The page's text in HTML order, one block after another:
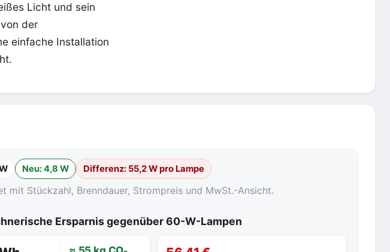
Licht und sein
der
einfache Installation
Neu: 4,8 W Differenz: 55,2 W pro Lampe
mit Stückzahl, Brenndauer, Strompreis und MwSt.-Ansicht.
Ersparnis gegenüber 60-W-Lampen